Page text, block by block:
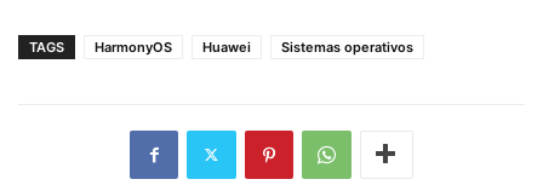
TAGS HarmonyOS Huawei Sistemas operativos